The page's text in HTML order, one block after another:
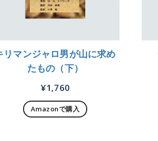
リマンジャロ男が山に求め
たもの（下）
¥1,760
Amazonで購入